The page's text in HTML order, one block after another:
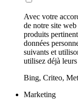
Avec votre
de notre site
produits
données
suivants et
utilisez déjà
Bing, Criteo,
Marketing